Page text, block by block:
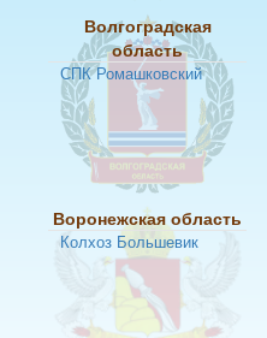
Волгоградская
область
СПК Ромашковский
Воронежская область
Колхоз Большевик